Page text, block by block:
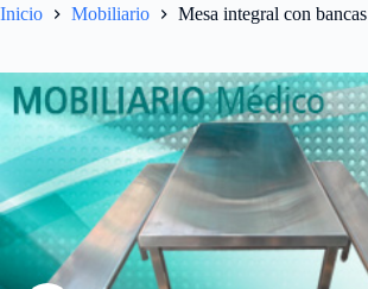
Inicio Mobiliario Mesa integral con bancas